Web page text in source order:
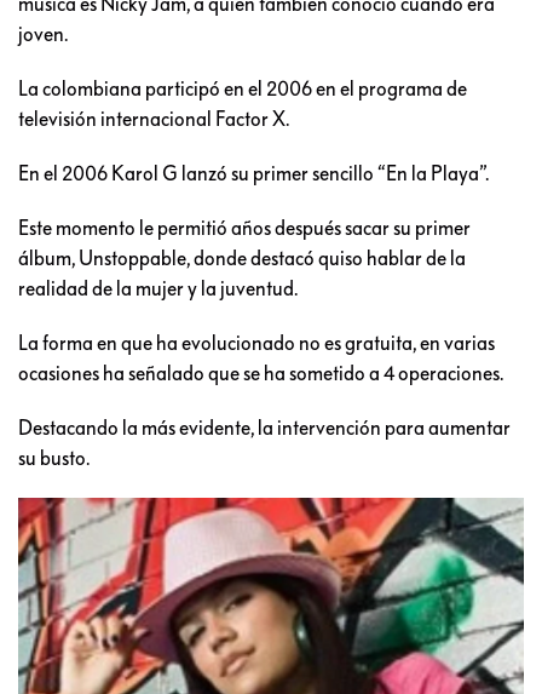
joven.
La colombiana participó en el 2006 en el programa de
televisión internacional Factor X.
En el 2006 Karol G lanzó su primer sencillo “En la Playa”.
Este momento le permitió años después sacar su primer
álbum, Unstoppable, donde destacó quiso hablar de la
realidad de la mujer y la juventud.
La forma en que ha evolucionado no es gratuita, en varias
ocasiones ha señalado que se ha sometido a 4 operaciones.
Destacando la más evidente, la intervención para aumentar
su busto.